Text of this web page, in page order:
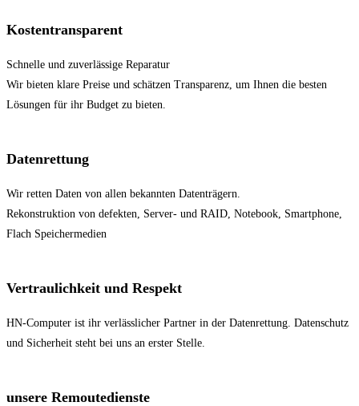
Kostentransparent
Schnelle und zuverlässige Reparatur
Wir bieten klare Preise und schätzen Transparenz, um Ihnen die besten
Lösungen für ihr Budget zu bieten.
Datenrettung
Wir retten Daten von allen bekannten Datenträgern.
Rekonstruktion von defekten, Server- und RAID, Notebook, Smartphone,
Flach Speichermedien
Vertraulichkeit und Respekt
HN-Computer ist ihr verlässlicher Partner in der Datenrettung. Datenschutz
und Sicherheit steht bei uns an erster Stelle.
unsere Remoutedienste